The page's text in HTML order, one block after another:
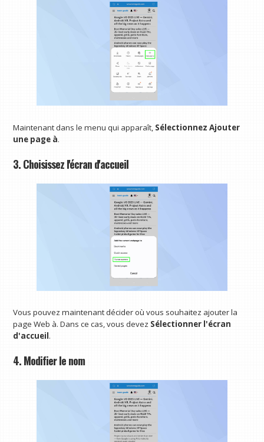
Maintenant dans le menu qui apparaît, Sélectionnez Ajouter
une page à.
3. Choisissez l'écran d'accueil
Vous pouvez maintenant décider où vous souhaitez ajouter la
page Web à. Dans ce cas, vous devez Sélectionner l'écran
d'accueil .
4. Modifier le nom